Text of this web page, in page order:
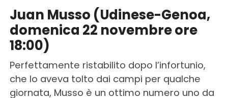
Juan Musso (Udinese-Genoa,
domenica 22 novembre ore
18:00)
Perfettamente ristabilito dopo l’infortunio,
che lo aveva tolto dai campi per qualche
giornata, Musso è un ottimo numero uno da